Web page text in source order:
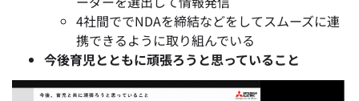
4社間ででNDAを締結などをしてスムーズに連
携できるように取り組んでいる
今後育児とともに頑張ろうと思っていること